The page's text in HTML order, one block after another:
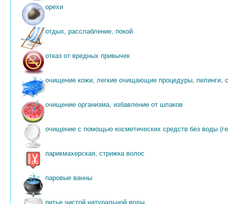
орехи
отдых, расслабление, покой
отказ от вредных привычек
очищение кожи, легкие очищающие процедуры, пилинги,
очищение организма, избавление от шлаков
очищение с помощью косметических средств без воды
парикмахерская, стрижка волос
паровые ванны
питье чистой натуральной воды